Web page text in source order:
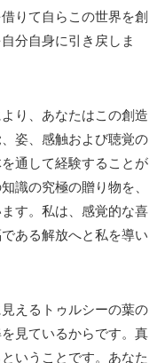
りて自らこの世界を創
分自身に引き戻しま
り、あなたはこの創造
姿、感触および聴覚の
通して経験することが
識の究極の贈り物を、
す。私は、感覚的な喜
ある解放へと私を導い
えるトゥルシーの葉の
見ているからです。真
いうことです。あなた